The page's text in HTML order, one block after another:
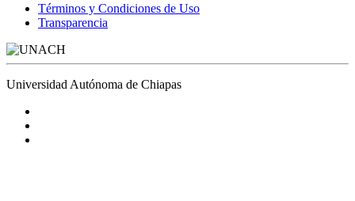
Términos y Condiciones de Uso
Transparencia
Universidad Autónoma de Chiapas